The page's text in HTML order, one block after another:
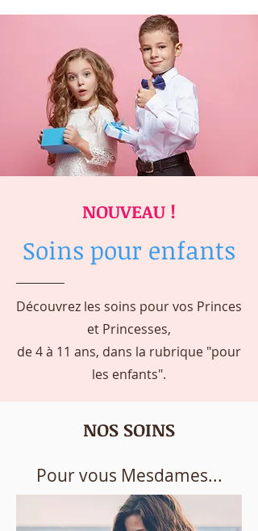
NOUVEAU !
Soins pour enfants
Découvrez les soins pour vos Princes
et Princesses,
de 4 à 11 ans, dans la rubrique "pour
les enfants".
NOS SOINS
Pour vous Mesdames...